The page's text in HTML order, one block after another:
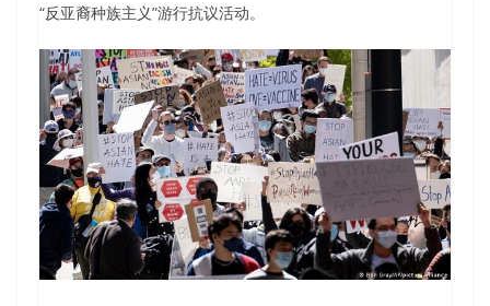
“反亚裔种族主义”游行抗议活动。